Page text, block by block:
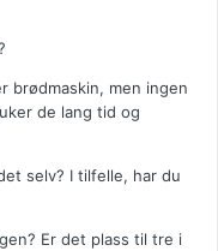
brødmaskin, men ingen
de lang tid og
selv? I tilfelle, har du
Er det plass til tre i